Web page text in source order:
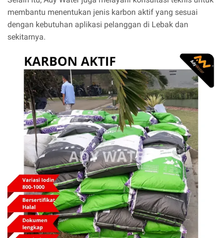
membantu menentukan jenis karbon aktif yang sesuai
dengan kebutuhan aplikasi pelanggan di Lebak dan
sekitarnya.